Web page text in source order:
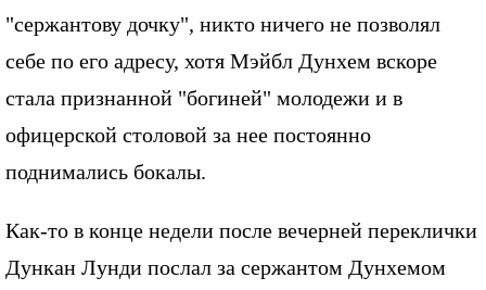
"сержантову дочку", никто ничего не позволял
себе по его адресу, хотя Мэйбл Дунхем вскоре
стала признанной "богиней" молодежи и в
офицерской столовой за нее постоянно
поднимались бокалы.
Как-то в конце недели после вечерней переклички
Дункан Лунди послал за сержантом Дунхемом